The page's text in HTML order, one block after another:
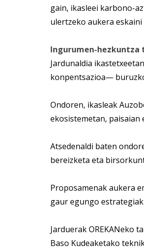
gain, ikasleei karbono-
ulertzeko aukera eskaini
Ingurumen-hezkuntza
Jardunaldia
konpentsazioa—
Ondoren, ikasleak
ekosistemetan,
Atsedenaldi baten
bereizketa eta
Proposamenak aukera
gaur egungo
Jarduerak OREKANeko
Baso Kudeaketako